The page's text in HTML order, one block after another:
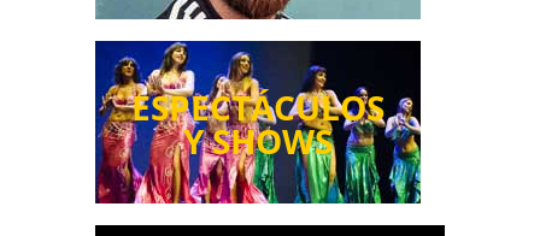
ESPECTÁCULOS
Y SHOWS